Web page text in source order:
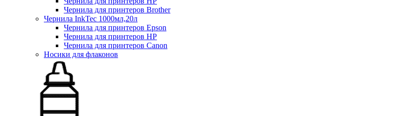
Чернила для принтеров Brother
Чернила InkTec 1000мл,20л
Чернила для принтеров Epson
Чернила для принтеров HP
Чернила для принтеров Canon
Носики для флаконов